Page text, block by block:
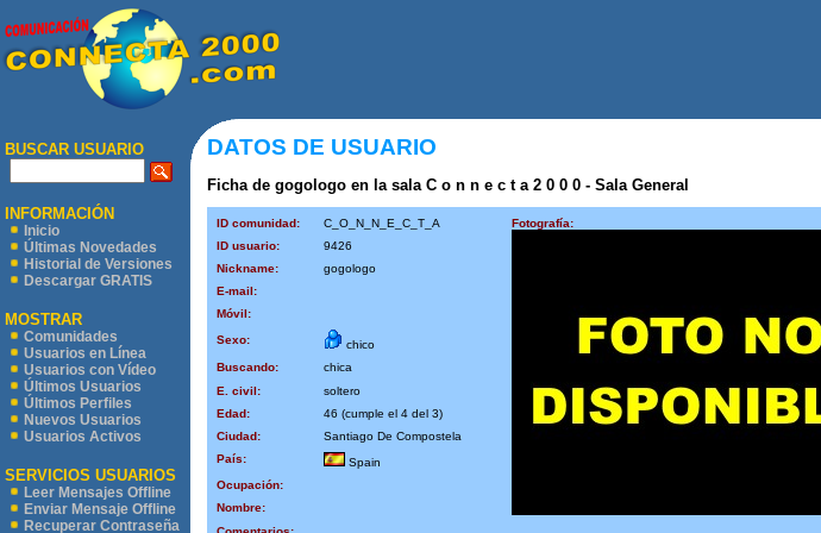
BUSCAR USUARIO
INFORMACIÓN
Inicio
Últimas Novedades
Historial de Versiones
Descargar GRATIS
MOSTRAR
Comunidades
Usuarios en Línea
Usuarios con Vídeo
Últimos Usuarios
Últimos Perfiles
Nuevos Usuarios
Usuarios Activos
SERVICIOS USUARIOS
Leer Mensajes Offline
Enviar Mensaje Offline
Recuperar Contraseña
DATOS DE USUARIO
Ficha de gogologo en la sala C o n n e c t a 2 0 0 0 - Sala General
ID comunidad: C_O_N_N_E_C_T_A
Fotografía:
ID usuario:
9426
Nickname:
gogologo
E-mail:
Móvil:
Sexo:
chico
Buscando:
chica
E. civil:
soltero
Edad:
46 (cumple el 4 del 3)
Ciudad:
Santiago De Compostela
País:
Spain
Ocupación:
Nombre: